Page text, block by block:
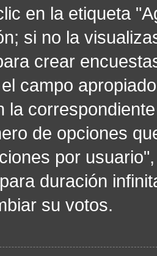
en la etiqueta
si no la
crear
campo
la
de opciones
por
duración
su votos.